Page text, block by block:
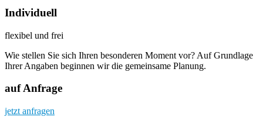
Individuell
flexibel und frei
Wie stellen Sie sich Ihren besonderen Moment vor? Auf Grundlage
Ihrer Angaben beginnen wir die gemeinsame Planung.
auf Anfrage
jetzt anfragen